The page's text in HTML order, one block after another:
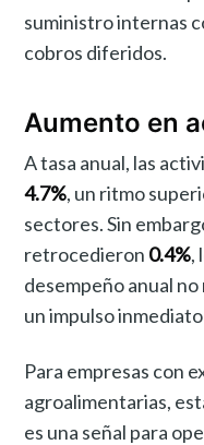
suministro internas
cobros diferidos.
Aumento en
A tasa anual, las
4.7%, un ritmo
sectores. Sin
retrocedieron 0.4%,
desempeño anual
un impulso
Para empresas con
agroalimentarias,
es una señal para